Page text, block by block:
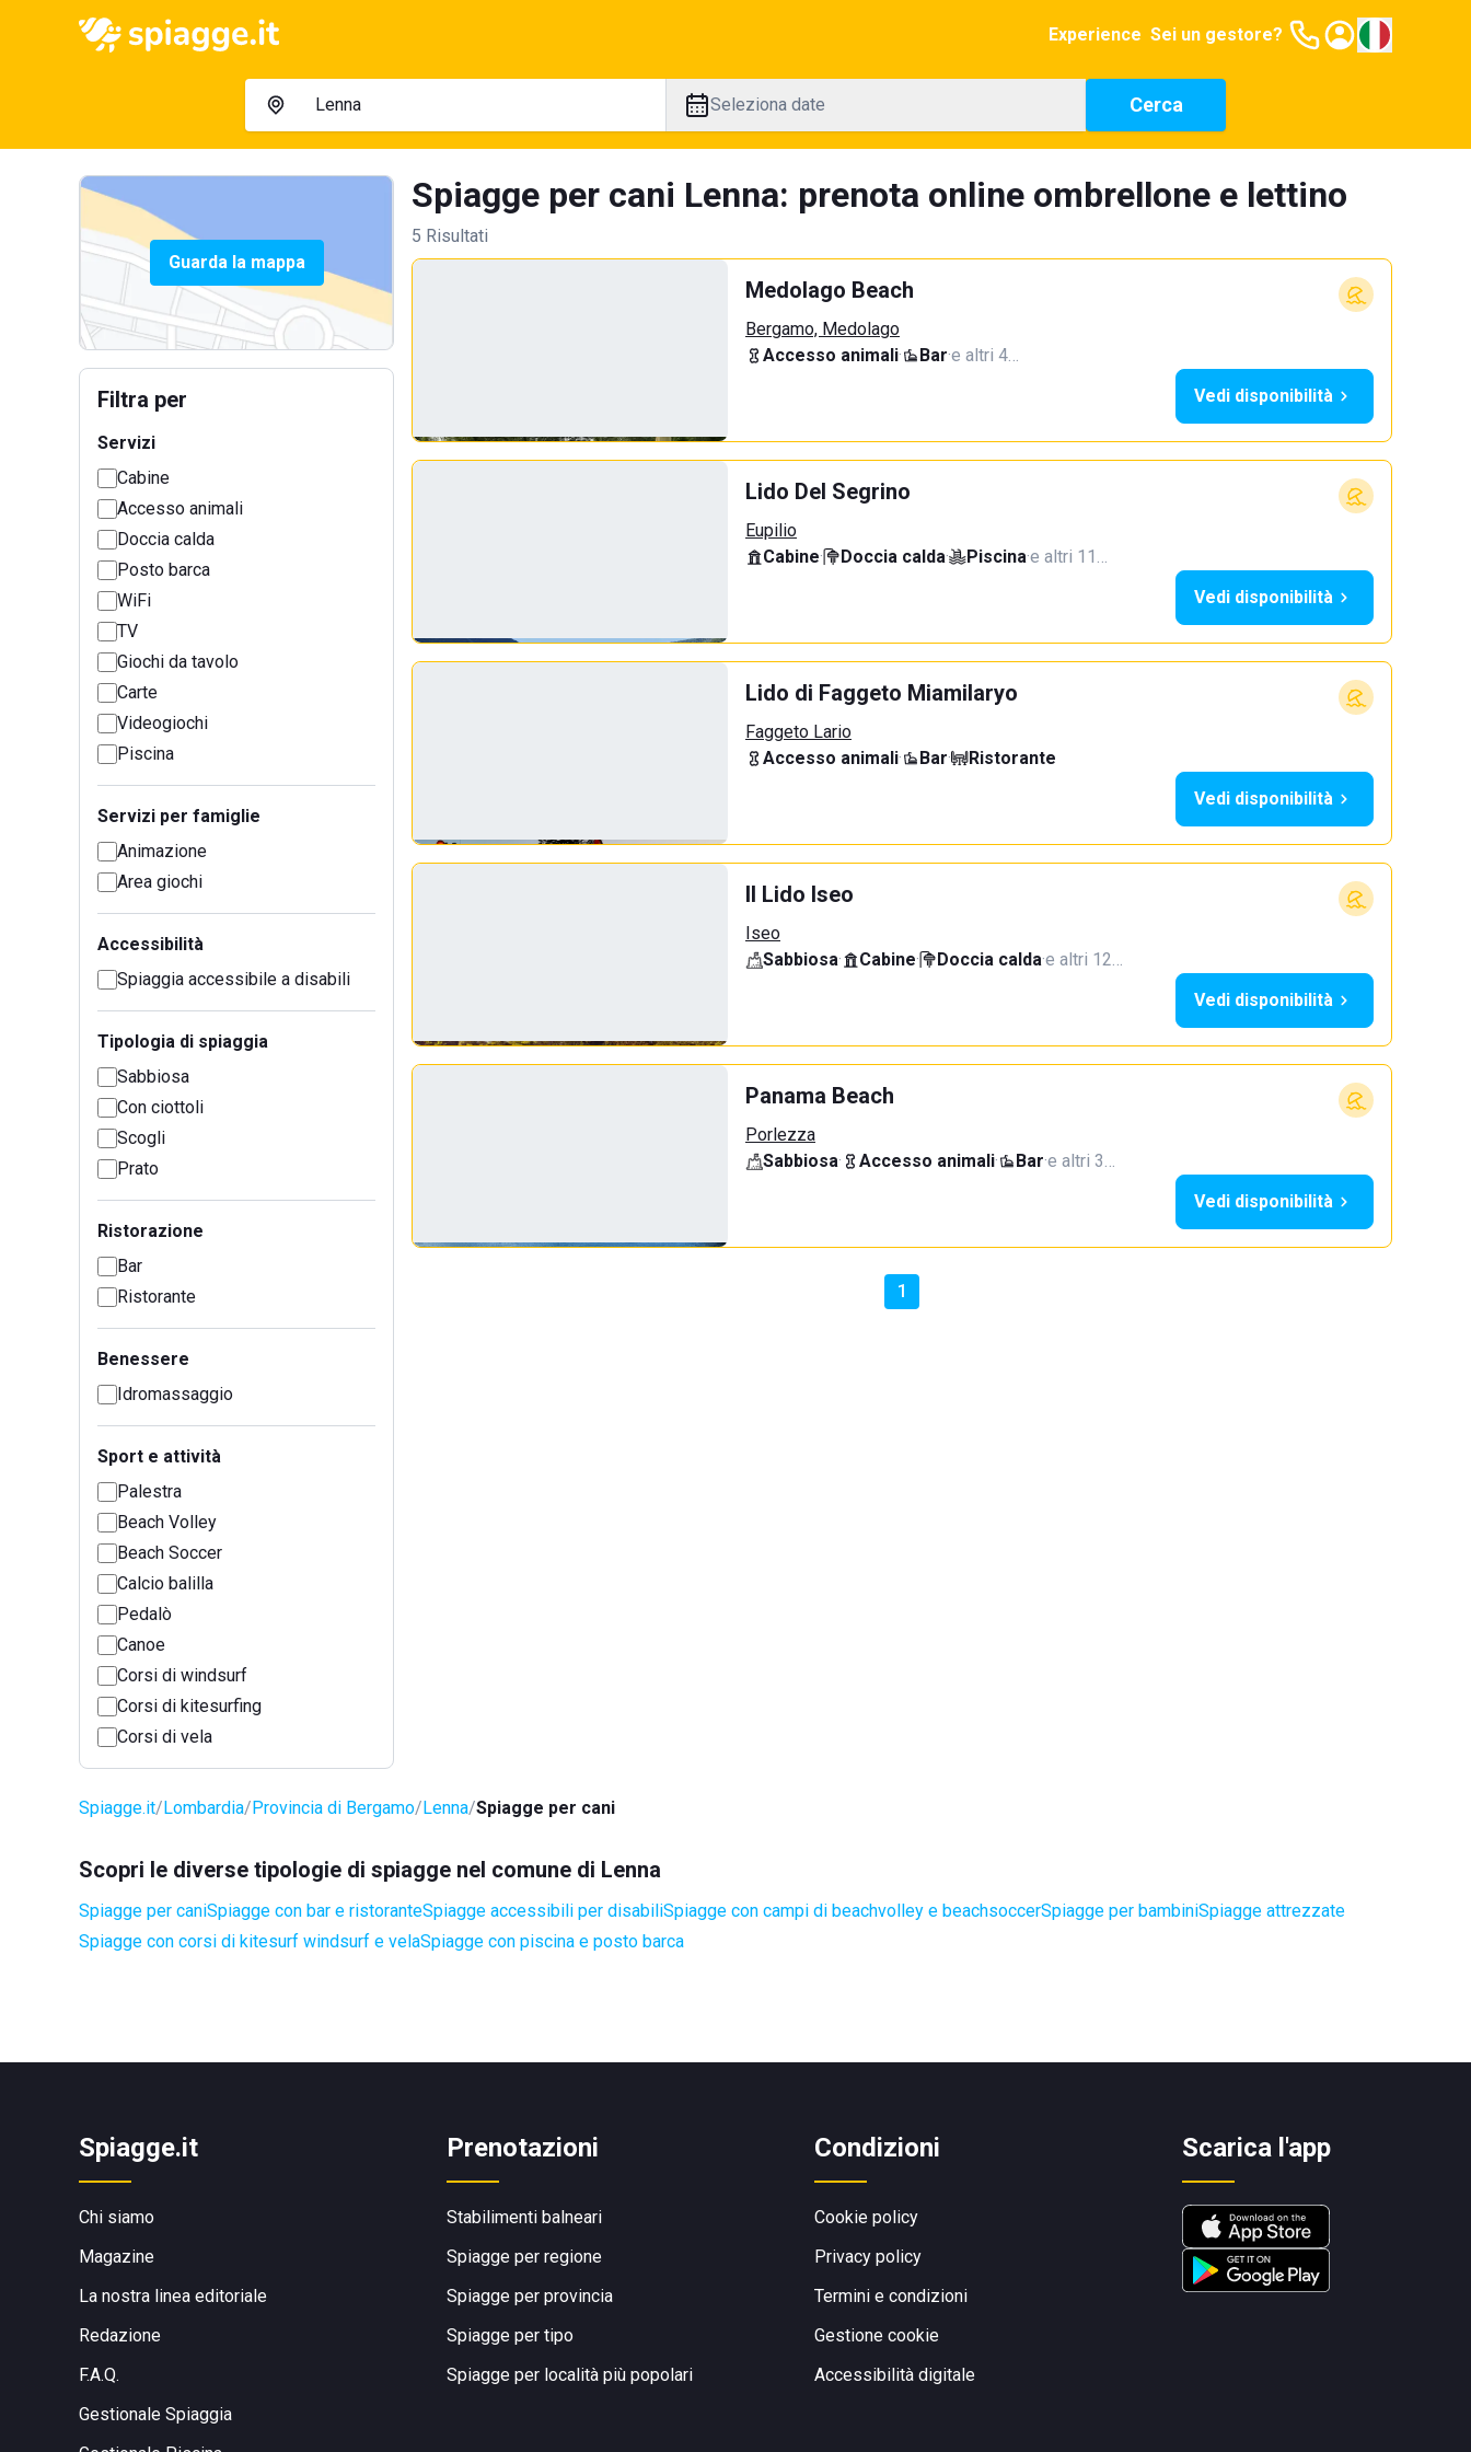
Experience Sei un gestore?
Seleziona date Cerca
Guarda la mappa
Filtra per
Servizi
Cabine
Accesso animali
Doccia calda
Posto barca
WiFi
TV
Giochi da tavolo
Carte
Videogiochi
Piscina
Servizi per famiglie
Animazione
Area giochi
Accessibilità
Spiaggia accessibile a disabili
Tipologia di spiaggia
Sabbiosa
Con ciottoli
Scogli
Prato
Ristorazione
Bar
Ristorante
Benessere
Idromassaggio
Sport e attività
Palestra
Beach Volley
Beach Soccer
Calcio balilla
Pedalò
Canoe
Corsi di windsurf
Corsi di kitesurfing
Corsi di vela
Spiagge per cani Lenna: prenota online ombrellone e lettino
5 Risultati
Medolago Beach
Bergamo, Medolago
Accesso animali· Bar·e altri 4…
Vedi disponibilità
Lido Del Segrino
Eupilio
Cabine· Doccia calda· Piscina·e altri 11…
Vedi disponibilità
Lido di Faggeto Miamilaryo
Faggeto Lario
Accesso animali· Bar·
Ristorante
Vedi disponibilità
Il Lido Iseo
Iseo
Sabbiosa· Cabine· Doccia calda·e altri 12…
Vedi disponibilità
Panama Beach
Porlezza
Sabbiosa· Accesso animali· Bar·e altri 3…
Vedi disponibilità
1
Spiagge.it Lombardia Provincia di Bergamo Lenna Spiagge per cani
Scopri le diverse tipologie di spiagge nel comune di Lenna
Spiagge per caniSpiagge con bar e ristoranteSpiagge accessibili per disabiliSpiagge con campi di beachvolley e beachsoccerSpiagge per bambiniSpiagge attrezzate
Spiagge con corsi di kitesurf windsurf e velaSpiagge con piscina e posto barca
Spiagge.it
Chi siamo
Magazine
La nostra linea editoriale
Redazione
F.A.Q.
Gestionale Spiaggia
Prenotazioni
Stabilimenti balneari
Spiagge per regione
Spiagge per provincia
Spiagge per tipo
Spiagge per località più popolari
Condizioni
Cookie policy
Privacy policy
Termini e condizioni
Gestione cookie
Accessibilità digitale
Scarica l'app